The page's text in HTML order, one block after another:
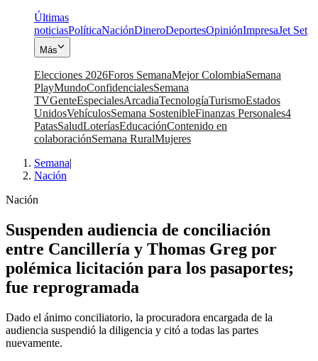
Últimas
noticiasPolíticaNaciónDineroDeportesOpiniónImpresaJet Set
Más
Elecciones 2026Foros SemanaMejor ColombiaSemana
PlayMundoConfidencialesSemana
TVGenteEspecialesArcadiaTecnologíaTurismoEstados
UnidosVehículosSemana SostenibleFinanzas Personales4
PatasSaludLoteríasEducaciónContenido en
colaboraciónSemana RuralMujeres
Semana|
Nación
Nación
Suspenden audiencia de conciliación
entre Cancillería y Thomas Greg por
polémica licitación para los pasaportes;
fue reprogramada
Dado el ánimo conciliatorio, la procuradora encargada de la
audiencia suspendió la diligencia y citó a todas las partes
nuevamente.